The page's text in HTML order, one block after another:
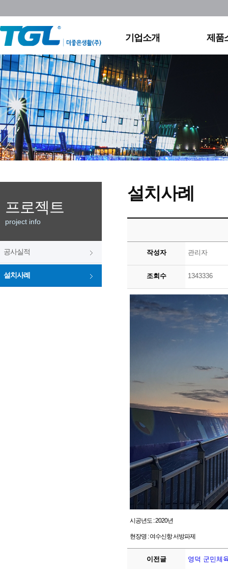
기업소개 제품
조직도
채용정보
영상
홈조
프로젝트
project info
공사실적
설치사례
설치사례
작성자 관리자
조회수 1343336
시공년도 : 2020년
현장명 : 여수신항 서방파제
이전글 영덕 군민체